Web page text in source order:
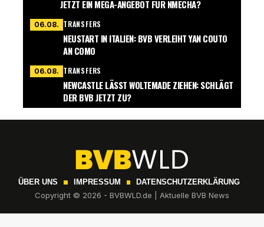
JETZT EIN MEGA-ANGEBOT FÜR NMECHA?
06.08. TRANSFERS
NEUSTART IN ITALIEN: BVB VERLEIHT YAN COUTO
AN COMO
06.08. TRANSFERS
NEWCASTLE LÄSST WOLTEMADE ZIEHEN: SCHLÄGT
DER BVB JETZT ZU?
ÜBER UNS IMPRESSUM DATENSCHUTZERKLÄRUNG
Copyright © 2026 - BVBWLD.de | Aktuelle BVB News